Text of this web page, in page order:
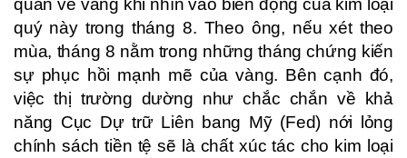
quý này trong tháng 8. Theo ông, nếu xét theo
mùa, tháng 8 nằm trong những tháng chứng kiến
sự phục hồi mạnh mẽ của vàng. Bên cạnh đó,
việc thị trường dường như chắc chắn về khả
năng Cục Dự trữ Liên bang Mỹ (Fed) nới lỏng
chính sách tiền tệ sẽ là chất xúc tác cho kim loại